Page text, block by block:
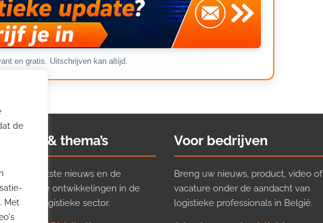
de
Met
en gratis. Uitschrijven kan altijd.
Nieuws & thema’s
het laatste nieuws en de
ontwikkelingen in de
logistieke sector.
Voor bedrijven
Breng uw nieuws, product, video of
vacature onder de aandacht van
logistieke professionals in België.